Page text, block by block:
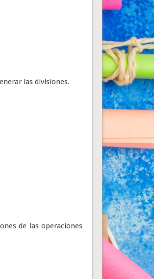
las divisiones.
de las operaciones